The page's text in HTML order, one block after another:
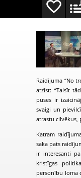
Raidījuma “No
atzīst: “Taisīt
puses ir
svaigi un
atrastu cilvēkus,
Katram
saka pats
ir interesanti
kristīgas
personību loma